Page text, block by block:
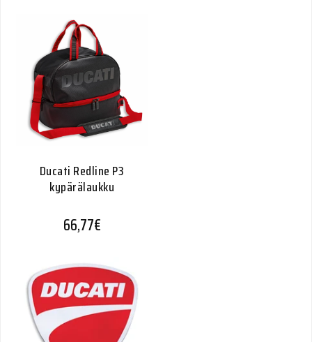
Ducati Redline P3
kypärälaukku
66,77€